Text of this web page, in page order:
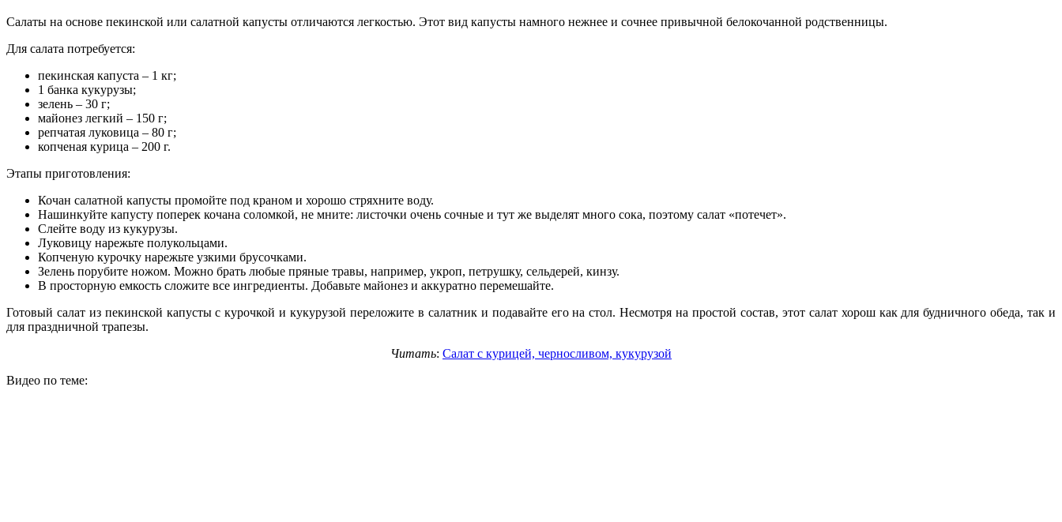
Салаты на основе пекинской или салатной капусты отличаются легкостью. Этот вид капусты намного нежнее и сочнее привычной белокочанной родственницы.
Для салата потребуется:
пекинская капуста – 1 кг;
1 банка кукурузы;
зелень – 30 г;
майонез легкий – 150 г;
репчатая луковица – 80 г;
копченая курица – 200 г.
Этапы приготовления:
Кочан салатной капусты промойте под краном и хорошо стряхните воду.
Нашинкуйте капусту поперек кочана соломкой, не мните: листочки очень сочные и тут же выделят много сока, поэтому салат «потечет».
Слейте воду из кукурузы.
Луковицу нарежьте полукольцами.
Копченую курочку нарежьте узкими брусочками.
Зелень порубите ножом. Можно брать любые пряные травы, например, укроп, петрушку, сельдерей, кинзу.
В просторную емкость сложите все ингредиенты. Добавьте майонез и аккуратно перемешайте.
Готовый салат из пекинской капусты с курочкой и кукурузой переложите в салатник и подавайте его на стол. Несмотря на простой состав, этот салат хорош как для будничного обеда, так и
для праздничной трапезы.
Читать: Салат с курицей, черносливом, кукурузой
Видео по теме: